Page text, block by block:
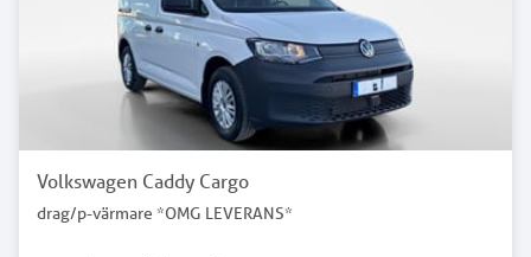
Volkswagen Caddy Cargo
drag/p-värmare *OMG LEVERANS*